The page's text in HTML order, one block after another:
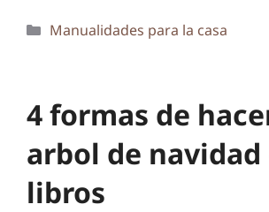
Categorías
Manualidades para la casa
4 formas de
arbol de navidad
libros